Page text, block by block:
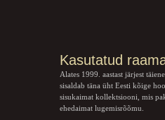
Kasutatud
Alates 1999. aastast järjest
sisaldab täna üht Eesti kõige
sisukaimat kollektsiooni, mis
ehedaimat lugemisrõõmu.